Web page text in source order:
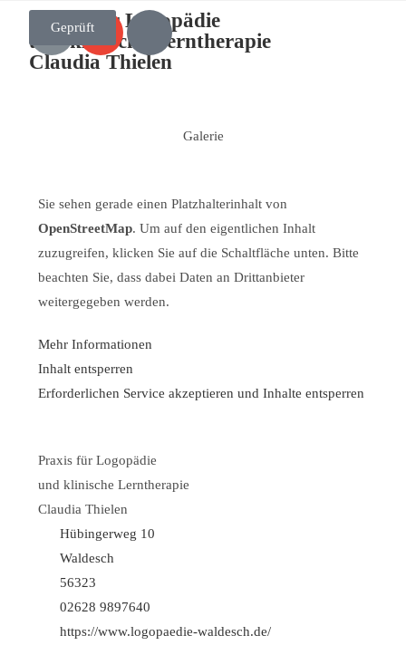
Praxis für Logopädie
und klinische Lerntherapie
Claudia Thielen
Geprüft
Galerie
Sie sehen gerade einen Platzhalterinhalt von
OpenStreetMap. Um auf den eigentlichen Inhalt
zuzugreifen, klicken Sie auf die Schaltfläche unten. Bitte
beachten Sie, dass dabei Daten an Drittanbieter
weitergegeben werden.
Mehr Informationen
Inhalt entsperren
Erforderlichen Service akzeptieren und Inhalte entsperren
Praxis für Logopädie
und klinische Lerntherapie
Claudia Thielen
Hübingerweg 10
Waldesch
56323
02628 9897640
https://www.logopaedie-waldesch.de/